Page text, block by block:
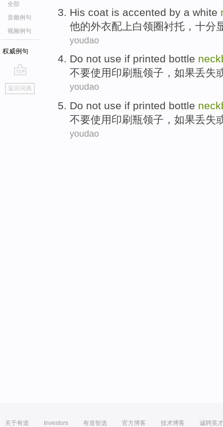
全部
音频例句
视频例句
权威例句
go
top
返回词典
His coat is accented by a white
他的外衣配上白领圈衬托，十分
youdao
Do not use if printed bottle
不要使用印刷 瓶领子 ， 如果丢失
youdao
Do not use if printed bottle
不要使用印刷 瓶领子 ， 如果丢失
youdao
关于有道 Investors 有道智选 官方博客 技术博客 诚聘英才